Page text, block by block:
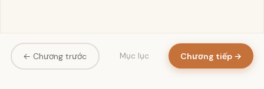
← Chương trước Mục lục Chương tiếp →